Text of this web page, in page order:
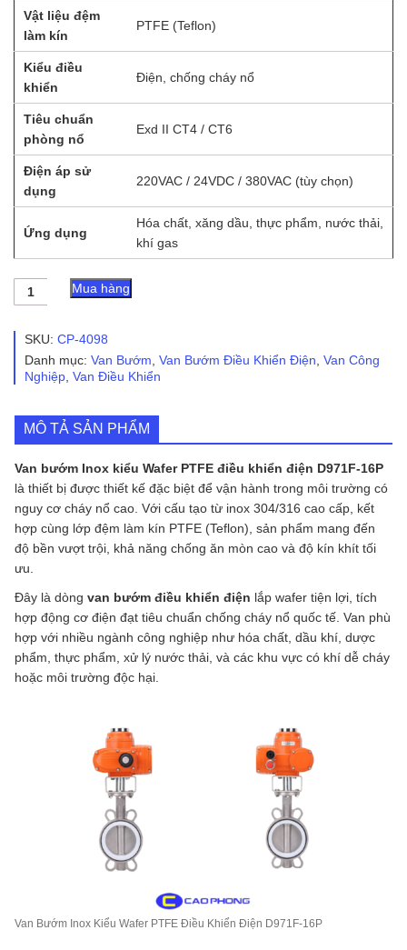
Vật liệu đệm
làm kín
PTFE (Teflon)
Kiểu điều
khiển
Điện, chống cháy nổ
Tiêu chuẩn
phòng nổ
Exd II CT4 / CT6
Điện áp sử
dụng
220VAC / 24VDC / 380VAC (tùy chọn)
Ứng dụng
Hóa chất, xăng dầu, thực phẩm, nước thải,
khí gas
Van
Bướm
Kiểu
PTFE
Điều
Điện
D971F-
16P
số
lượng
Mua hàng
SKU: CP-4098
Danh mục: Van Bướm, Van Bướm Điều Khiển Điện, Van Công
Nghiệp, Van Điều Khiển
MÔ TẢ SẢN PHẨM
Van bướm Inox kiểu Wafer PTFE điều khiển điện D971F-16P
là thiết bị được thiết kế đặc biệt để vận hành trong môi trường có
nguy cơ cháy nổ cao. Với cấu tạo từ inox 304/316 cao cấp, kết
hợp cùng lớp đệm làm kín PTFE (Teflon), sản phẩm mang đến
độ bền vượt trội, khả năng chống ăn mòn cao và độ kín khít tối
ưu.
Đây là dòng van bướm điều khiển điện lắp wafer tiện lợi, tích
hợp động cơ điện đạt tiêu chuẩn chống cháy nổ quốc tế. Van phù
hợp với nhiều ngành công nghiệp như hóa chất, dầu khí, dược
phẩm, thực phẩm, xử lý nước thải, và các khu vực có khí dễ cháy
hoặc môi trường độc hại.
Van Bướm Inox Kiểu Wafer PTFE Điều Khiển Điện D971F-16P